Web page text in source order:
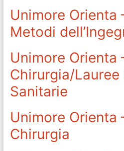
Unimore Orienta
Metodi
Unimore Orienta
Chirurgia/
Sanitarie
Unimore Orienta
Chirurgia